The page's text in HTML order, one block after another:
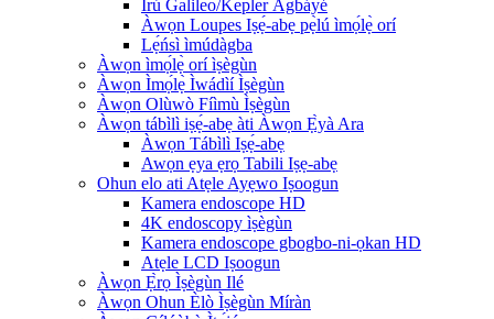
Irú Galileo/Kepler Àgbáyé
Àwọn Loupes Iṣẹ́-abẹ pẹ̀lú ìmọ́lẹ̀ orí
Lẹ́ńsì ìmúdàgba
Àwọn ìmọ́lẹ̀ orí ìṣègùn
Àwọn Ìmọ́lẹ̀ Ìwádìí Ìṣègùn
Àwọn Olùwò Fíìmù Ìṣègùn
Àwọn tábìlì iṣẹ́-abẹ àti Àwọn Ẹ̀yà Ara
Àwọn Tábìlì Iṣẹ́-abẹ
Awọn ẹya ẹrọ Tabili Iṣẹ-abẹ
Ohun elo ati Atẹle Ayẹwo Iṣoogun
Kamera endoscope HD
4K endoscopy ìṣègùn
Kamera endoscope gbogbo-ni-ọkan HD
Atẹle LCD Iṣoogun
Àwọn Ẹ̀rọ Ìṣègùn Ilé
Àwọn Ohun Èlò Ìṣègùn Míràn